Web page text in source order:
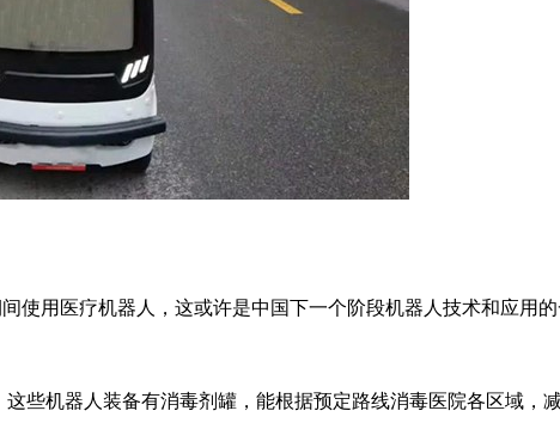
用医疗机器人，这或许是中国下一个阶段机器人技术和应用
机器人装备有消毒剂罐，能根据预定路线消毒医院各区域，